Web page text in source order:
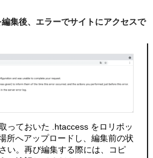
集後、エラーでサイトにアクセスで
っておいた .htaccess をロリポッ
所へアップロードし、編集前の状
い。再び編集する際には、コピ